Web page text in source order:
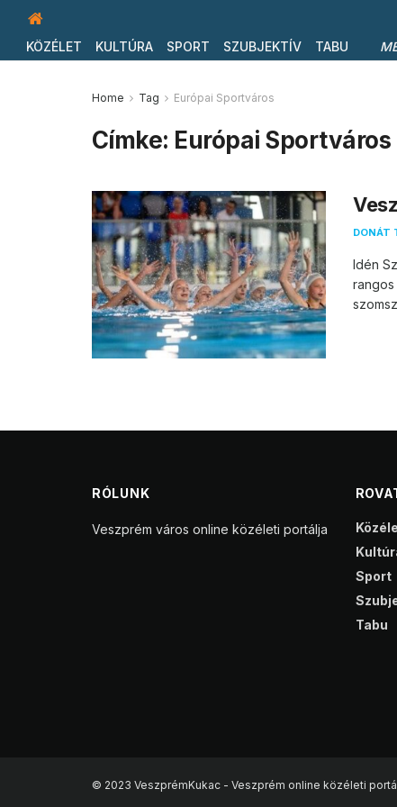
KÖZÉLET KULTÚRA SPORT SZUBJEKTÍV TABU
Home Tag Európai Sportváros
Címke: Európai Sportváros
DONÁT
Idén
rangos
RÓLUNK
Veszprém város online közéleti portálja
Sport
Tabu
© 2023 VeszprémKukac - Veszprém online közéleti